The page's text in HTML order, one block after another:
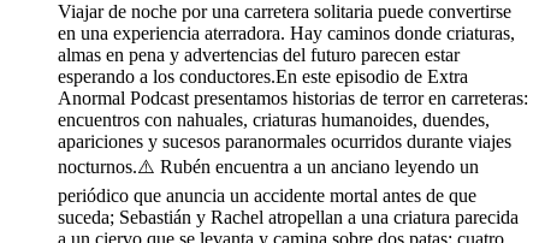
Viajar de noche por una carretera solitaria puede convertirse
en una experiencia aterradora. Hay caminos donde criaturas,
almas en pena y advertencias del futuro parecen estar
esperando a los conductores.En este episodio de Extra
Anormal Podcast presentamos historias de terror en carreteras:
encuentros con nahuales, criaturas humanoides, duendes,
apariciones y sucesos paranormales ocurridos durante viajes
nocturnos.⚠️ Rubén encuentra a un anciano leyendo un
periódico que anuncia un accidente mortal antes de que
suceda; Sebastián y Rachel atropellan a una criatura parecida